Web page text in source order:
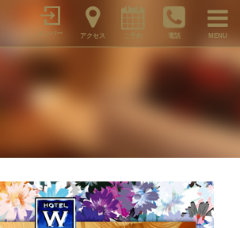
メンバー アクセス 電話 MENU